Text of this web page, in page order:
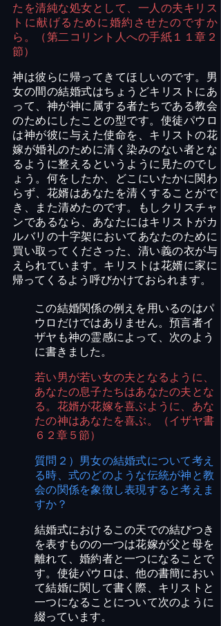
たを清純な処女として、一人の夫キリス
トに献げるために婚約させたのですか
ら。（第二コリント人への手紙１１章２
節）
神は彼らに帰ってきてほしいのです。男
女の間の結婚式はちょうどキリストにあ
って、神が神に属する者たちである教会
のためにしたことの型です。使徒パウロ
は神が彼に与えた使命を、キリストの花
嫁が婚礼のために清く染みのない者とな
るように整えるというように見たのでし
ょう。何をしたか、どこにいたかに関わ
らず、花婿はあなたを清くすることがで
き、また清めたのです。もしクリスチャ
ンであるなら、あなたにはキリストがカ
ルバリの十字架においてあなたのために
買い取ってくださった、清い義の衣が与
えられています。キリストは花婿に家に
帰ってくるよう呼びかけておられます。
この結婚関係の例えを用いるのはパ
ウロだけではありません。預言者イ
ザヤも神の霊感によって、次のよう
に書きました。
若い男が若い女の夫となるように、
あなたの息子たちはあなたの夫とな
る。花婿が花嫁を喜ぶように、あな
たの神はあなたを喜ぶ。（イザヤ書
６２章５節）
質問２）男女の結婚式について考え
る時、式のどのような伝統が神と教
会の関係を象徴し表現すると考えま
すか？
結婚式におけるこの天での結びつき
を表すものの一つは花嫁が父と母を
離れて、婚約者と一つになることで
す。使徒パウロは、他の書簡におい
て結婚に関して書く際、キリストと
一つになることについて次のように
綴っています。